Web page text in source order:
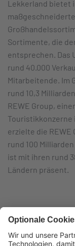
Lekkerland bietet
Sortimente, die
entsprechen. Das
rund 40.000
Mitarbeitende. Im
rund 10,3
REWE Group,
Touristikkonzerne
erzielte die REWE
rund 100
ist mit ihren rund
Ländern präsent.